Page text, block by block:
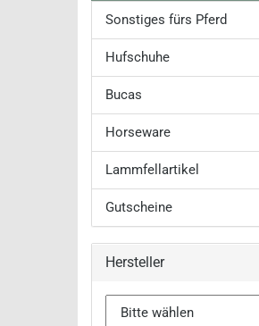
Sonstiges fürs Pferd
Hufschuhe
Bucas
Horseware
Lammfellartikel
Gutscheine
Hersteller